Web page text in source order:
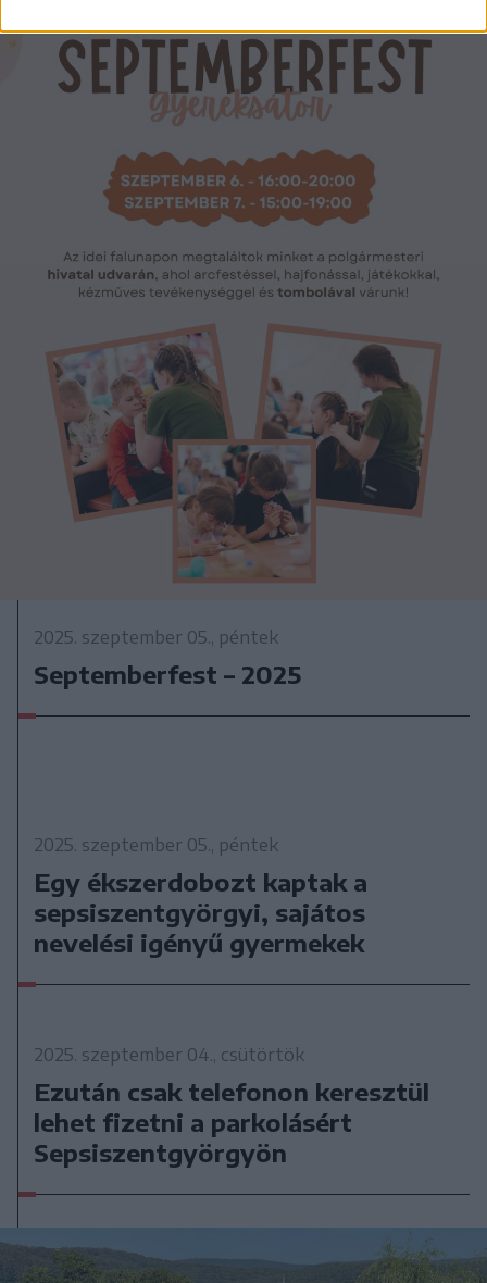
2025. szeptember 05., péntek
Septemberfest – 2025
2025. szeptember 05., péntek
Egy ékszerdobozt kaptak a
sepsiszentgyörgyi, sajátos
nevelési igényű gyermekek
2025. szeptember 04., csütörtök
Ezután csak telefonon keresztül
lehet fizetni a parkolásért
Sepsiszentgyörgyön